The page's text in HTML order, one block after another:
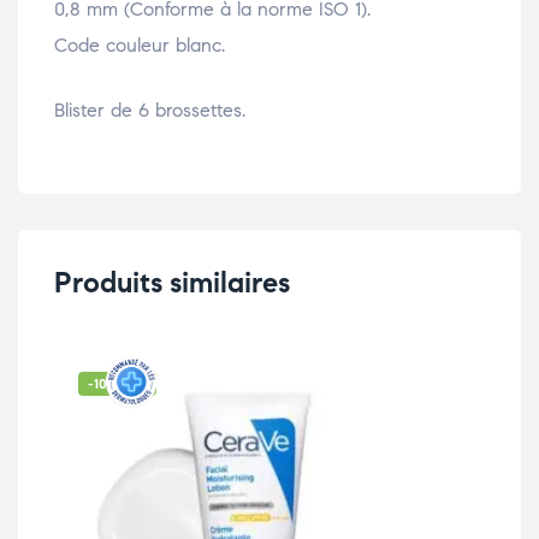
0,8 mm (Conforme à la norme ISO 1).
Code couleur blanc.
Blister de 6 brossettes.
Produits similaires
-10% OFF